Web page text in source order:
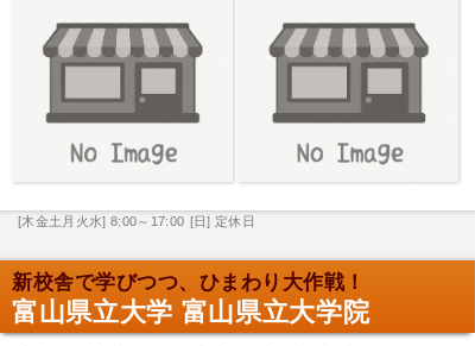
[木金土月火水] 8:00～17:00 [日] 定休日
新校舎で学びつつ、ひまわり大作戦！
富山県立大学 富山県立大学院